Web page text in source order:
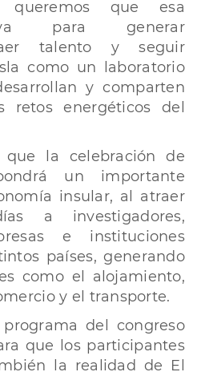
queremos que esa
para generar
talento y seguir
como un laboratorio
y comparten
retos energéticos del
que la celebración de
un importante
insular, al atraer
a investigadores,
e instituciones
países, generando
como el alojamiento,
y el transporte.
del congreso
que los participantes
la realidad de El